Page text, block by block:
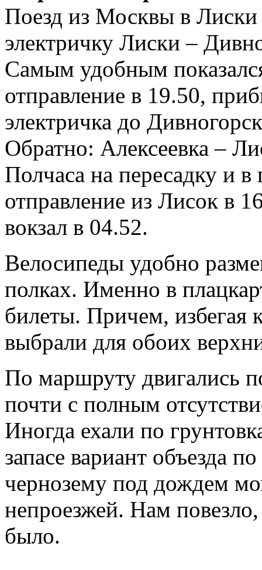
Поезд из Москвы в
электричку Лиски –
Самым удобным
отправление в 19.50,
электричка до
Обратно: Алексеевка –
Полчаса на пересадку и
отправление из Лисок в
вокзал в 04.52.
Велосипеды удобно
полках. Именно в
билеты. Причем, избегая
выбрали для обоих
По маршруту двигались
почти с полным
Иногда ехали по
запасе вариант объезда
чернозему под дождем
непроезжей. Нам
было.